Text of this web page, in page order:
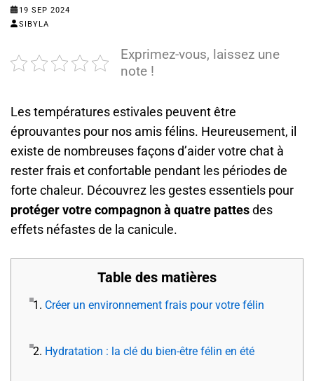
19 SEP 2024
SIBYLA
Exprimez-vous, laissez une
note !
Les températures estivales peuvent être
éprouvantes pour nos amis félins. Heureusement, il
existe de nombreuses façons d’aider votre chat à
rester frais et confortable pendant les périodes de
forte chaleur. Découvrez les gestes essentiels pour
protéger votre compagnon à quatre pattesdes
effets néfastes de la canicule.
Table des matières
1. Créer un environnement frais pour votre félin
2. Hydratation : la clé du bien-être félin en été